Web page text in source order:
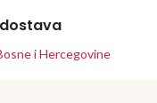
i Hercegovine